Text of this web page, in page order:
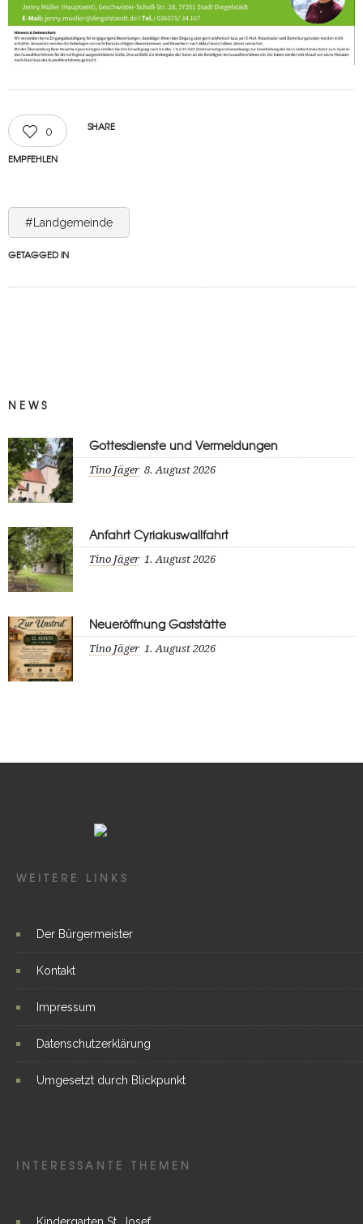
0
EMPFEHLEN
SHARE
#Landgemeinde
GETAGGED IN
NEWS
Gottesdienste und Vermeldungen
Tino Jäger 8. August 2026
Anfahrt Cyriakuswallfahrt
Tino Jäger 1. August 2026
Neueröffnung Gaststätte
Tino Jäger 1. August 2026
WEITERE LINKS
Der Bürgermeister
Kontakt
Impressum
Datenschutzerklärung
Umgesetzt durch Blickpunkt
INTERESSANTE THEMEN